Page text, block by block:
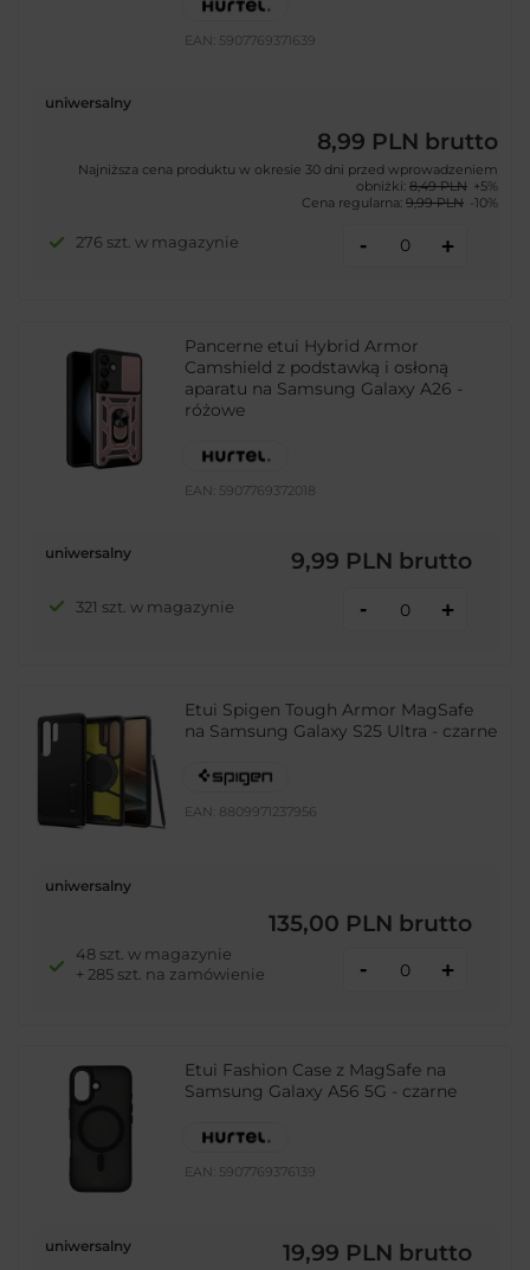
EAN: 5907769371639
uniwersalny
8,99 PLN brutto
Najniższa cena produktu w okresie 30 dni przed wprowadzeniem
obniżki: 8,49 PLN +5%
Cena regularna: 9,99 PLN -10%
276 szt. w magazynie - +
Pancerne etui Hybrid Armor
Camshield z podstawką i osłoną
aparatu na Samsung Galaxy A26 -
różowe
EAN: 5907769372018
uniwersalny 9,99 PLN brutto
321 szt. w magazynie - +
Etui Spigen Tough Armor MagSafe
na Samsung Galaxy S25 Ultra - czarne
EAN: 8809971237956
uniwersalny
135,00 PLN brutto
48 szt. w magazynie
+ 285 szt. na zamówienie
- +
Etui Fashion Case z MagSafe na
Samsung Galaxy A56 5G - czarne
EAN: 5907769376139
uniwersalny 19,99 PLN brutto